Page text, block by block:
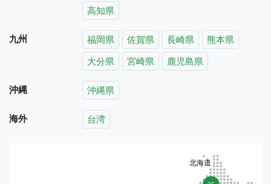
高知県
九州 福岡県 佐賀県 長崎県
熊本県
大分県
宮崎県 鹿児島県
沖縄 沖縄県
海外 台湾
北海道